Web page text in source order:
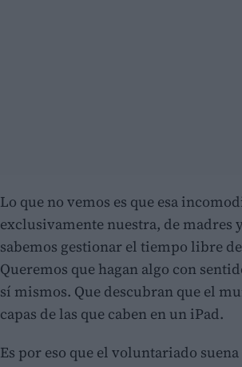
Lo que no vemos es que esa
exclusivamente nuestra, de madres
sabemos gestionar el tiempo libre
Queremos que hagan algo con
sí mismos. Que descubran que el
capas de las que caben en un iPad.
Es por eso que el voluntariado